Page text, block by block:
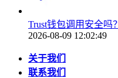
Trust钱包调用安全吗
2026-08-09 12:02:49
关于我们
联系我们